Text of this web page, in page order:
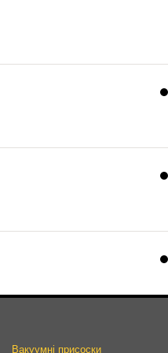
Вакуумні присоски